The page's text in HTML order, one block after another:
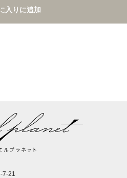
入りに追加
7-21